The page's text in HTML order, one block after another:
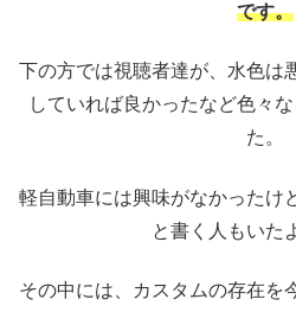
です。
下の方では視聴者達が、水色は
していれば良かったなど色々
た。
軽自動車には興味がなかったけ
と書く人もいた
その中には、カスタムの存在を